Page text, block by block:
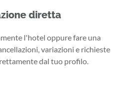
diretta
l'hotel oppure fare una
variazioni e richieste
dal tuo profilo.